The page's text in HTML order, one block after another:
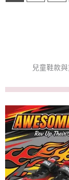
兒童鞋款
此
產
品
有
多
種